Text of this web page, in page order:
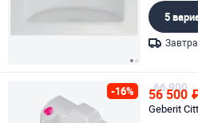
5
Завтра
-16% 66 900
56 500
Geberit